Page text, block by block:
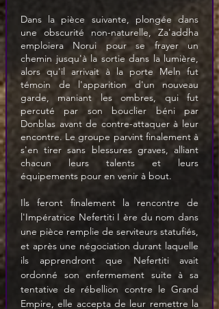
Dans la pièce suivante, plongée dans
une obscurité non-naturelle, Za'addha
emploiera Norui pour se frayer un
chemin jusqu'à la sortie dans la lumière,
alors qu'il arrivait à la porte Meln fut
témoin de l'apparition d'un nouveau
garde, maniant les ombres, qui fut
percuté par son bouclier béni par
Donblas avant de contre-attaquer à leur
encontre. Le groupe parvint finalement à
s'en tirer sans blessures graves, alliant
chacun leurs talents et leurs
équipements pour en venir à bout.
Ils feront finalement la rencontre de
l'Impératrice Nefertiti I ère du nom dans
une pièce remplie de serviteurs statufiés,
et après une négociation durant laquelle
ils apprendront que Nefertiti avait
ordonné son enfermement suite à sa
tentative de rébellion contre le Grand